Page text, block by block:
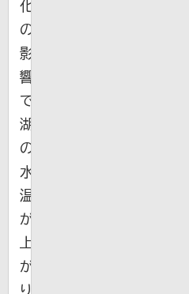
化
の
影
響
で
湖
の
水
温
が
上
が
り、